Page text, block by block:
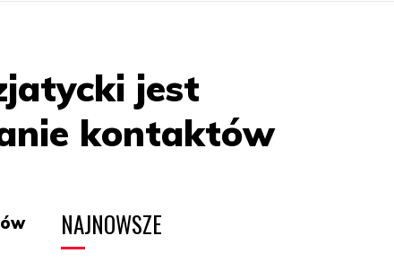
jest
kontaktów
NAJNOWSZE